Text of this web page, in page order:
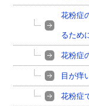
花粉症
るため
花粉症
目が痒
花粉症